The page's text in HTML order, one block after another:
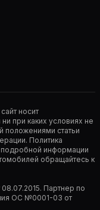
носит
при каких условиях не
положениями статьи
Политика
информации
обращайтесь к
Партнер по
ОС №0001-03 от